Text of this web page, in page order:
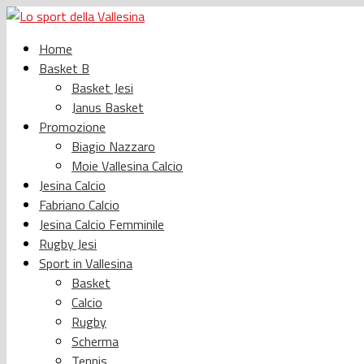
Home
Basket B
Basket Jesi
Janus Basket
Promozione
Biagio Nazzaro
Moie Vallesina Calcio
Jesina Calcio
Fabriano Calcio
Jesina Calcio Femminile
Rugby Jesi
Sport in Vallesina
Basket
Calcio
Rugby
Scherma